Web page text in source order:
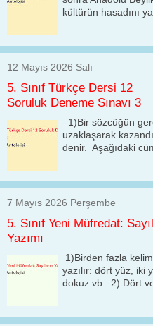
kültürün hasadını
12 Mayıs 2026 Salı
5. Sınıf Türkçe Dersi 12
Soruluk Deneme Sınavı 3
1)Bir sözcüğün
uzaklaşarak
denir. Aşağıdaki
7 Mayıs 2026 Perşembe
5. Sınıf Yeni Müfredat:
Yazımı
1)Birden fazla
yazılır: dört yüz, iki
dokuz vb. 2) Dört